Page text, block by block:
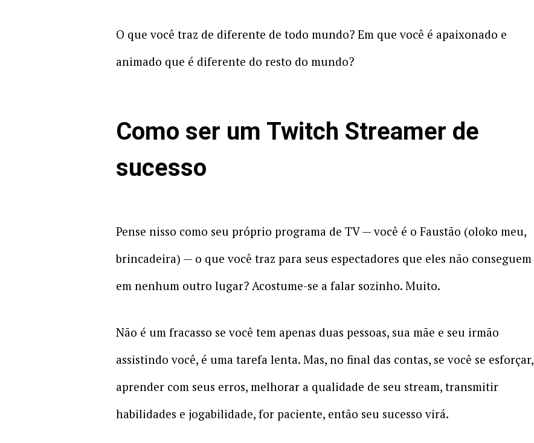
O que você traz de diferente de todo mundo? Em que você é apaixonado e
animado que é diferente do resto do mundo?
Como ser um Twitch Streamer de
sucesso
Pense nisso como seu próprio programa de TV — você é o Faustão (oloko meu,
brincadeira) — o que você traz para seus espectadores que eles não conseguem
em nenhum outro lugar? Acostume-se a falar sozinho. Muito.
Não é um fracasso se você tem apenas duas pessoas, sua mãe e seu irmão
assistindo você, é uma tarefa lenta. Mas, no final das contas, se você se esforçar,
aprender com seus erros, melhorar a qualidade de seu stream, transmitir
habilidades e jogabilidade, for paciente, então seu sucesso virá.